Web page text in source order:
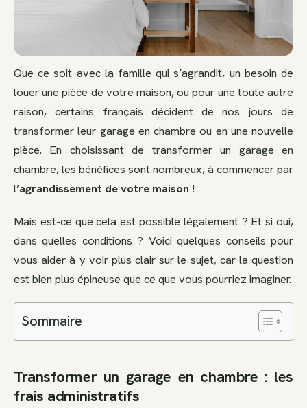
Que ce soit avec la famille qui s’agrandit, un besoin de
louer une pièce de votre maison, ou pour une toute autre
raison, certains français décident de nos jours de
transformer leur garage en chambre ou en une nouvelle
pièce. En choisissant de transformer un garage en
chambre, les bénéfices sont nombreux, à commencer par
l’agrandissement de votre maison !
Mais est-ce que cela est possible légalement ? Et si oui,
dans quelles conditions ? Voici quelques conseils pour
vous aider à y voir plus clair sur le sujet, car la question
est bien plus épineuse que ce que vous pourriez imaginer.
Sommaire
Transformer un garage en chambre : les
frais administratifs